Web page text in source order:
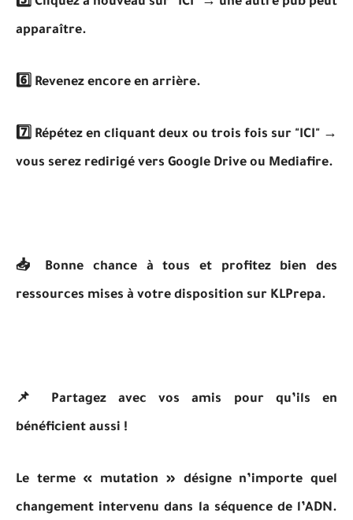
apparaître.
6️⃣ Revenez encore en arrière.
7️⃣ Répétez en cliquant deux ou trois fois sur "ICI" →
vous serez redirigé vers Google Drive ou Mediafire.
📥 Bonne chance à tous et profitez bien des
ressources mises à votre disposition sur KLPrepa.
📌 Partagez avec vos amis pour qu’ils en
bénéficient aussi !
Le terme « mutation » désigne n’importe quel
changement intervenu dans la séquence de l’ADN.